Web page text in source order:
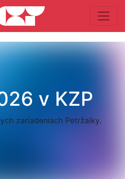
v KZP
zariadeniach Petržalky.